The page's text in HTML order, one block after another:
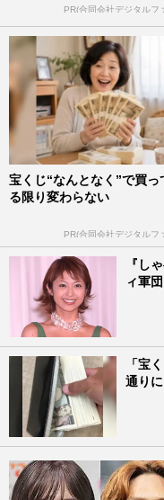
PR(合同会社デジタルフ
宝くじ“なんとなく”で買っ
る限り変わらない
PR(合同会社デジタルフ
『し
ィ軍
「宝
通り